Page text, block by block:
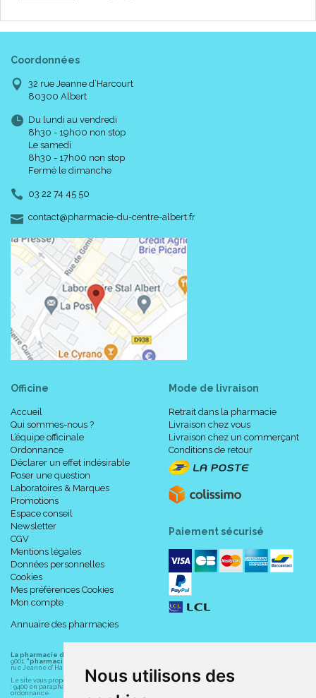
Nous utilisons des
Coordonnées
32 rue Jeanne d’Harcourt
80300 Albert
Du lundi au vendredi
8h30 - 19h00 non stop
Le samedi
8h30 - 17h00 non stop
Fermé le dimanche
03 22 74 45 50
contact-
@-
pharmacie-du-centre-albert.fr
Officine
Accueil
Qui sommes-nous ?
L’équipe officinale
Ordonnance
Déclarer un effet indésirable
Poser une question
Laboratoires & Marques
Promotions
Espace conseil
Newsletter
CGV
Mentions légales
Données personnelles
Cookies
Mes préférences Cookies
Mon compte
Annuaire des pharmacies
Mode de livraison
Retrait dans la pharmacie
Livraison chez vous
Livraison chez un commerçant
Conditions de retour
Paiement sécurisé
La pharmacie du centre à Albert
9001. "pharmacie-du-centre-albert.fr "
rue Jeanne d' Harcourt, 80300 Albert.
Le site vous propose un large choix de plus de 11000 références, au prix les plus bas possible
: 9400 en parapharmacie, animaux, orthopédie, matériel médical. 1700 en médicaments sans
ordonnance.